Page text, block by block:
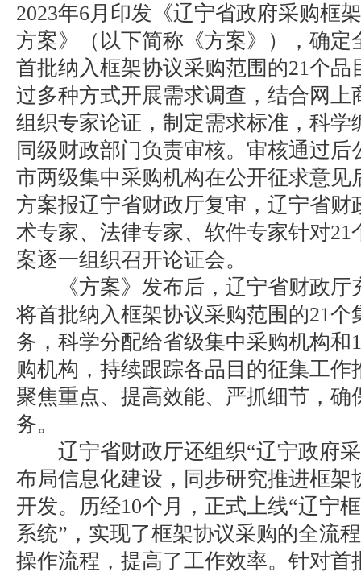
2023年6月印发《辽宁省政府采购框
方案》（以下简称《方案》），确定
首批纳入框架协议采购范围的21个品
过多种方式开展需求调查，结合网上
组织专家论证，制定需求标准，科学
同级财政部门负责审核。审核通过
市两级集中采购机构在公开征求意见
方案报辽宁省财政厅复审，辽宁省财
术专家、法律专家、软件专家针对21
案逐一组织召开论证会。
《方案》发布后，辽宁省财政厅
将首批纳入框架协议采购范围的21个
务，科学分配给省级集中采购机构和
购机构，持续跟踪各品目的征集工作
聚焦重点、提高效能、严抓细节，确
务。
辽宁省财政厅还组织“辽宁政府采
布局信息化建设，同步研究推进框架
开发。历经10个月，正式上线“辽宁
系统”，实现了框架协议采购的全流
操作流程，提高了工作效率。针对首